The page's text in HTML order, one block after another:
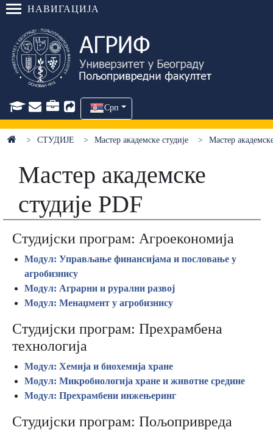
НАВИГАЦИЈА
Срп
СТУДИЈЕ Мастер академске студије Мастер
Мастер академске
студије PDF
Студијски програм: Агроекономија
Модул: Управљање финансијама и пословање у
агробизнису
Модул: Аграрни и рурални развој
Модул: Менаџмент у агробизнису
Студијски програм: Прехрамбена
технологија
Модул: Хемија и биохемија хране
Модул: Микробиологија хране и животне средине
Модул: Прехрамбени инжењеринг
Студијски програм: Пољопривреда